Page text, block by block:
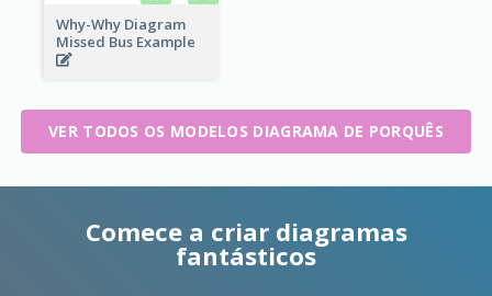
Why-Why Diagram
Missed Bus Example
VER TODOS OS MODELOS DIAGRAMA DE PORQUÊS
Comece a criar diagramas
fantásticos